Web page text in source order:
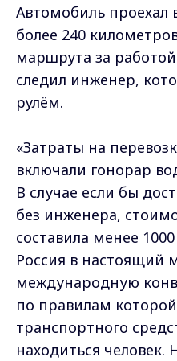
Автомобиль
более 240
маршрута за
следил инженер,
рулём.
«Затраты на
включали гонорар
В случае если бы
без инженера,
составила менее
Россия в настоящий
международную
по правилам
транспортного
находиться